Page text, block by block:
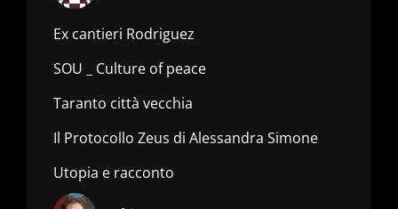
Ex cantieri Rodriguez
SOU _ Culture of peace
Taranto città vecchia
Il Protocollo Zeus di Alessandra Simone
Utopia e racconto